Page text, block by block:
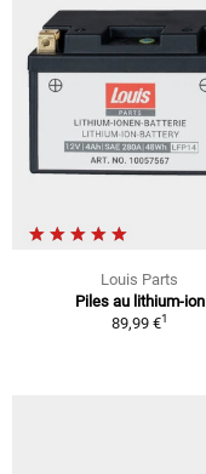
Louis Parts
Piles au lithium-ion
89,99 €1